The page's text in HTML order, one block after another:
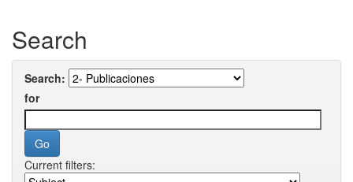
Search
Search:
for
Current filters: